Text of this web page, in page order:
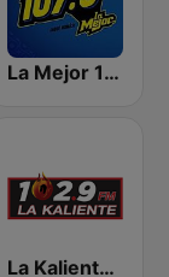
La Mejor 107.9 FM
La Kaliente 102.9 FM